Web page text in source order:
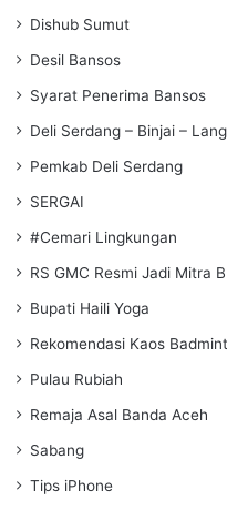
Dishub Sumut
Desil Bansos
Syarat Penerima Bansos
Deli Serdang – Binjai –
Pemkab Deli Serdang
SERGAI
#Cemari Lingkungan
RS GMC Resmi Jadi Mitra
Bupati Haili Yoga
Rekomendasi Kaos
Pulau Rubiah
Remaja Asal Banda Aceh
Sabang
Tips iPhone